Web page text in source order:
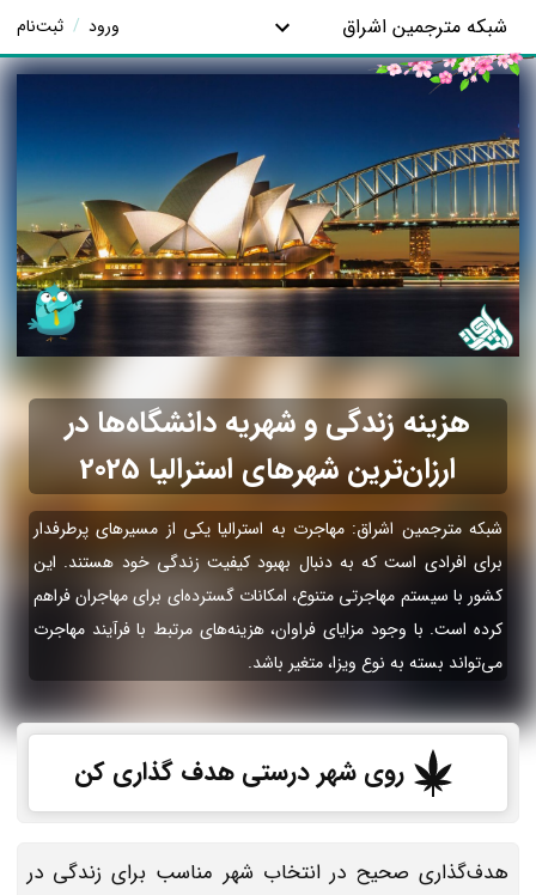
شبکه مترجمین اشراق ورود / ثبت‌نام
هزینه زندگی و شهریه دانشگاه‌ها در
ارزان‌ترین شهرهای استرالیا 2025
شبکه مترجمین اشراق: مهاجرت به استرالیا یکی از مسیرهای پرطرفدار
برای افرادی است که به دنبال بهبود کیفیت زندگی خود هستند. این
کشور با سیستم مهاجرتی متنوع، امکانات گسترده‌ای برای مهاجران فراهم
کرده است. با وجود مزایای فراوان، هزینه‌های مرتبط با فرآیند مهاجرت
می‌تواند بسته به نوع ویزا، متغیر باشد.
روی شهر درستی هدف گذاری کن
هدف‌گذاری صحیح در انتخاب شهر مناسب برای زندگی در